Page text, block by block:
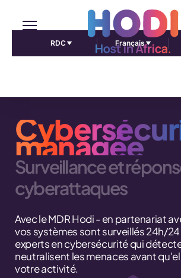
RDC Français
managée
Surveillance et
cyberattaques
Avec le MDR Hodi - en partenariat
vos systèmes sont surveillés 24h/
experts en cybersécurité qui
neutralisent les menaces avant
votre activité.